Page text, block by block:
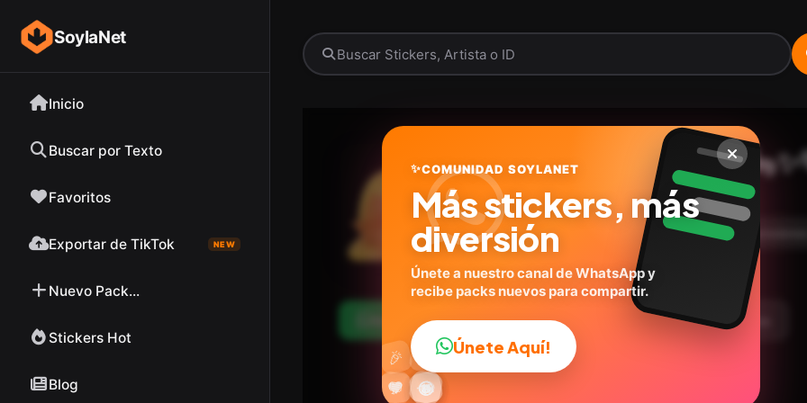
SoylaNet
Inicio
Buscar por Texto
Favoritos
Exportar de TikTok NEW
Nuevo Pack...
Stickers Hot
Blog
Nailong Dino Kuning
soylanet.com
12stickers Caricaturas
Descargar Paquete Telegram Agregar a favoritos
😎
😂
🔥
💬
❤️ ✨
🤩
😜
🎉 👍
✨COMUNIDAD SOYLANET
Más stickers, más
diversión
Únete a nuestro canal de WhatsApp y
recibe packs nuevos para compartir.
Únete Aquí!